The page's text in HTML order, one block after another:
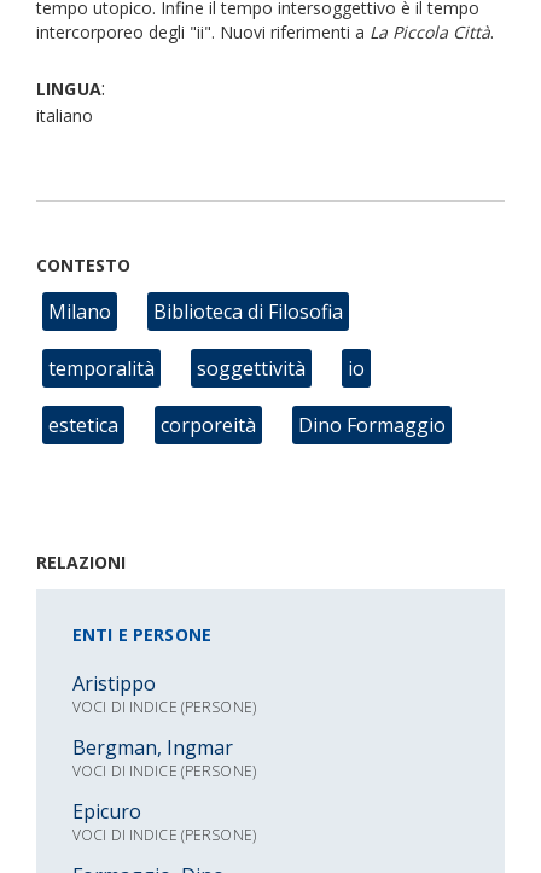
tempo utopico. Infine il tempo intersoggettivo è il tempo
intercorporeo degli "ii". Nuovi riferimenti a La Piccola Città.
LINGUA:
italiano
CONTESTO
Milano Biblioteca di Filosofia
temporalità soggettività io
estetica corporeità Dino Formaggio
RELAZIONI
ENTI E PERSONE
Aristippo
VOCI DI INDICE (PERSONE)
Bergman, Ingmar
VOCI DI INDICE (PERSONE)
Epicuro
VOCI DI INDICE (PERSONE)